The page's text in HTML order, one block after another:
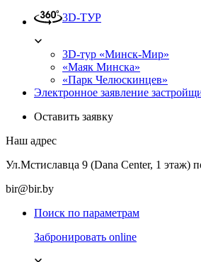
3D-ТУР
3D-тур «Минск-Мир»
«Маяк Минска»
«Парк Челюскинцев»
Электронное заявление
Оставить заявку
Наш адрес
Ул.Мстиславца 9 (Dana Center, 1 этаж)
bir@bir.by
Поиск по параметрам
Забронировать online